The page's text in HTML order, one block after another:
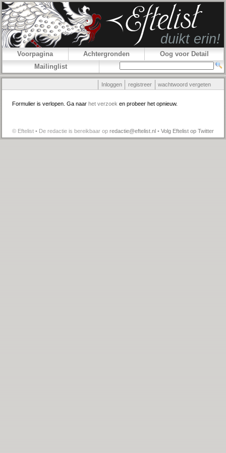
Voorpagina Achtergronden
Oog voor Detail
Mailinglist
Inloggen registreer wachtwoord vergeten
Formulier is verlopen. Ga naar het verzoek en probeer het opnieuw.
© Eftelist • De redactie is bereikbaar op redactie@eftelist.nl • Volg Eftelist op Twitter